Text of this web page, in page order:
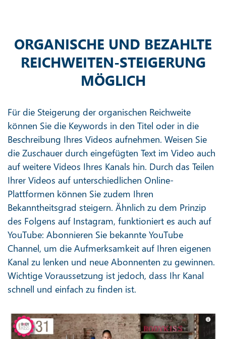
ORGANISCHE UND BEZAHLTE
REICHWEITEN-STEIGERUNG
MÖGLICH
Für die Steigerung der organischen Reichweite
können Sie die Keywords in den Titel oder in die
Beschreibung Ihres Videos aufnehmen. Weisen Sie
die Zuschauer durch eingefügten Text im Video auch
auf weitere Videos Ihres Kanals hin. Durch das Teilen
Ihrer Videos auf unterschiedlichen Online-
Plattformen können Sie zudem Ihren
Bekanntheitsgrad steigern. Ähnlich zu dem Prinzip
des Folgens auf Instagram, funktioniert es auch auf
YouTube: Abonnieren Sie bekannte YouTube
Channel, um die Aufmerksamkeit auf Ihren eigenen
Kanal zu lenken und neue Abonnenten zu gewinnen.
Wichtige Voraussetzung ist jedoch, dass Ihr Kanal
schnell und einfach zu finden ist.